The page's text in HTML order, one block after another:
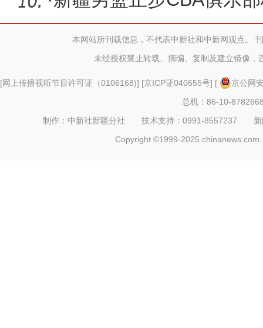
年决赛
本网站所刊载信息，不代表中新社和中新网观点。
未经授权禁止转载、摘编、复制及建立镜像，
[网上传播视听节目许可证（0106168)] [京ICP证040655号] [
京公网
总机：86-10-
制作：中新社新疆分社 技术支持：0991-8557237
Copyright ©1999-2025